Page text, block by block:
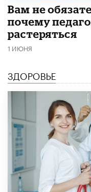
​Вам не
почему
растеряться
1 ИЮНЯ
ЗДОРОВЬЕ